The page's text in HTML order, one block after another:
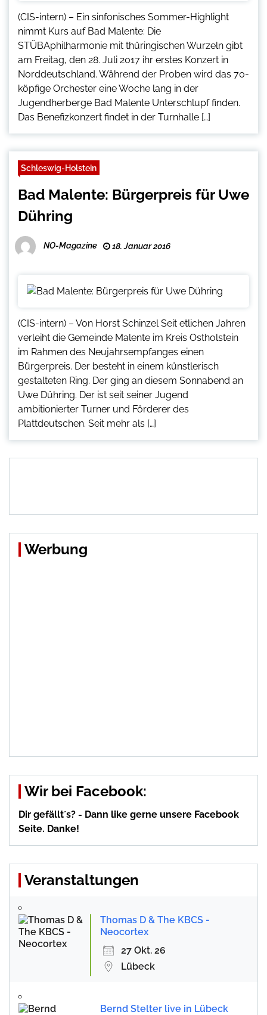
(CIS-intern) – Ein sinfonisches Sommer-Highlight
nimmt Kurs auf Bad Malente: Die
STÜBAphilharmonie mit thüringischen Wurzeln gibt
am Freitag, den 28. Juli 2017 ihr erstes Konzert in
Norddeutschland. Während der Proben wird das 70-
köpfige Orchester eine Woche lang in der
Jugendherberge Bad Malente Unterschlupf finden.
Das Benefizkonzert findet in der Turnhalle […]
Schleswig-Holstein
Bad Malente: Bürgerpreis für Uwe
Dühring
NO-Magazine 18. Januar 2016
(CIS-intern) – Von Horst Schinzel Seit etlichen Jahren
verleiht die Gemeinde Malente im Kreis Ostholstein
im Rahmen des Neujahrsempfanges einen
Bürgerpreis. Der besteht in einem künstlerisch
gestalteten Ring. Der ging an diesem Sonnabend an
Uwe Dühring. Der ist seit seiner Jugend
ambitionierter Turner und Förderer des
Plattdeutschen. Seit mehr als […]
Werbung
Wir bei Facebook:
Dir gefällt´s? - Dann like gerne unsere Facebook
Seite. Danke!
Veranstaltungen
Thomas D & The KBCS -
Neocortex
27 Okt. 26
Lübeck
Bernd Stelter live in Lübeck